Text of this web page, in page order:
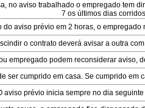
no aviso trabalhado o empregado tem
7 os últimos dias corridos
do aviso prévio em 2 horas, o
o contrato deverá avisar a outra
empregado podem reconsiderar aviso,
ser cumprido em casa. Se cumprido em
aviso prévio inicia sempre no dia